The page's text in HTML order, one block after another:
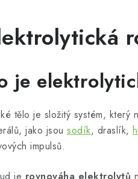
je
tělo je složitý systém, který
jako jsou sodík, draslík,
impulsů.